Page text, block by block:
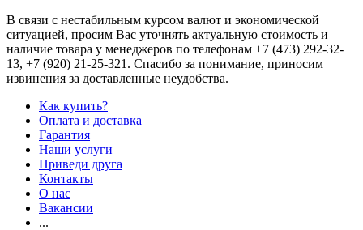
В связи с нестабильным курсом валют и экономической
ситуацией, просим Вас уточнять актуальную стоимость и
наличие товара у менеджеров по телефонам +7 (473) 292-32-
13, +7 (920) 21-25-321 . Спасибо за понимание, приносим
извинения за доставленные неудобства.
Как купить?
Оплата и доставка
Гарантия
Наши услуги
Приведи друга
Контакты
О нас
Вакансии
...